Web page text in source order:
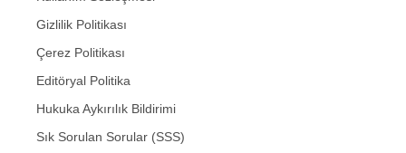
Gizlilik Politikası
Çerez Politikası
Editöryal Politika
Hukuka Aykırılık Bildirimi
Sık Sorulan Sorular (SSS)